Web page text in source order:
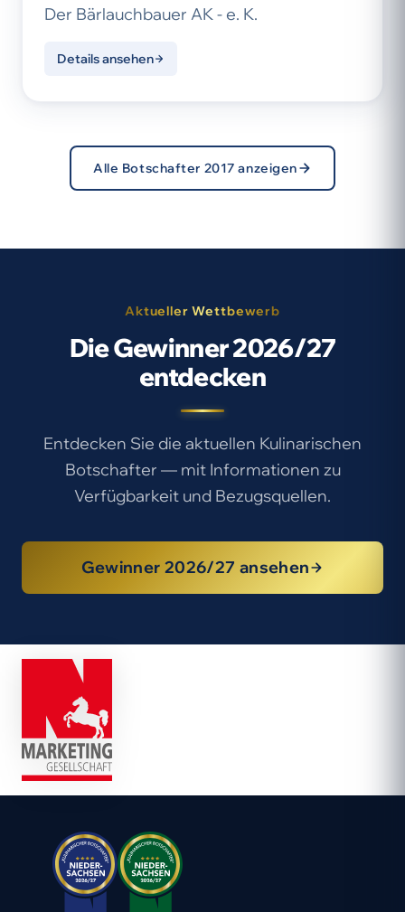
Der Bärlauchbauer AK - e. K.
Details ansehen
Alle Botschafter 2017 anzeigen
Aktueller Wettbewerb
Die Gewinner 2026/27
entdecken
Entdecken Sie die aktuellen Kulinarischen
Botschafter — mit Informationen zu
Verfügbarkeit und Bezugsquellen.
Gewinner 2026/27 ansehen